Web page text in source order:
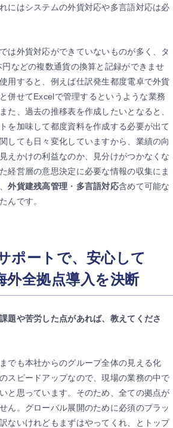
にはシステムの外貨対応や多言語対応は必
は外貨対応ができていないものが多く、タ
などの複数通貨の換算と記録ができませ
用すると、例えば仕訳発生都度電卓で外貨
併せてExcelで管理するというような業務
た、過去の推移表を作成したいとなると、
を加味して都度資料を作成する必要が出て
しても日々変化していますから、業績の向
えかけの利益なのか、見分けがつかなくな
経営層の意思決定に必要な情報の収集にま
外貨建残高管理 ・ 多言語対応含めて可能な
んです。
ポートで、安心して
全拠点導入を決断
や苦労した点があれば、教えてくださ
でも本社からのグループ全体の見える化
スピードアップなので、現場の業務の中で
と思っています。そのため、全ての拠点が
ん。グローバル展開のために必須のプラッ
ないけれどもまずはやってくれ、とトップ